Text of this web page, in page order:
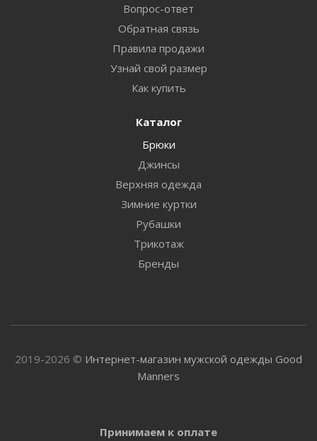
Вопрос-ответ
Обратная связь
Правила продажи
Узнай свой размер
Как купить
Каталог
Брюки
Джинсы
Верхняя одежда
Зимние куртки
Рубашки
Трикотаж
Бренды
2019-2026 © Интернет-магазин мужской одежды Good
Manners
Принимаем к оплате